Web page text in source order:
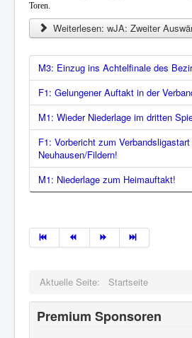
Toren.
Weiterlesen: wJA: Zweiter
M3: Einzug ins Achtelfinale des
F1: Gelungener Auftakt in der
M1: Wieder Niederlage im dritten
F1: Vorbericht zum
Neuhausen/Fildern!
M1: Niederlage zum Heimauftakt!
Aktuelle Seite: Startseite
Premium Sponsoren